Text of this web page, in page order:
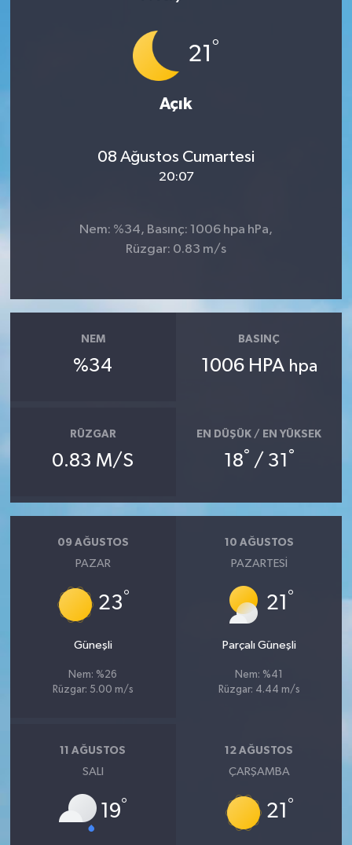
21 °
Açık
08 Ağustos Cumartesi
20:07
Nem: %34, Basınç: 1006 hpa hPa,
Rüzgar: 0.83 m/s
NEM
%34
BASINÇ
1006 HPA hpa
RÜZGAR
0.83 M/S
EN DÜŞÜK / EN YÜKSEK
18° / 31 °
09 AĞUSTOS
PAZAR
23°
Güneşli
Nem: %26
Rüzgar: 5.00 m/s
10 AĞUSTOS
PAZARTESI
21 °
Parçalı Güneşli
Nem: %41
Rüzgar: 4.44 m/s
11 AĞUSTOS
SALI
19°
12 AĞUSTOS
ÇARŞAMBA
21 °
Resmi Reklamlar